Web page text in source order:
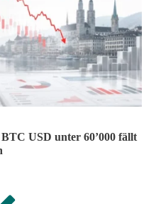
USD unter 60’000 fällt